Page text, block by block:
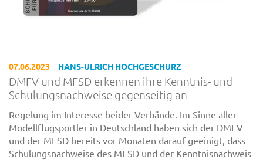
07.06.2023 HANS-ULRICH HOCHGESCHURZ
DMFV und MFSD erkennen ihre Kenntnis- und
Schulungsnachweise gegenseitig an
Regelung im Interesse beider Verbände. Im Sinne aller
Modellflugsportler in Deutschland haben sich der DMFV
und der MFSD bereits vor Monaten darauf geeinigt, dass
Schulungsnachweise des MFSD und der Kenntnisnachweis